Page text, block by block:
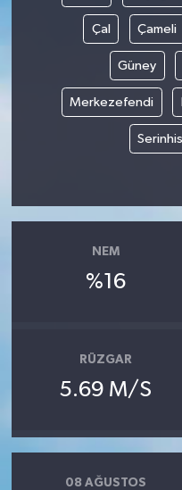
Çal Çameli
Güney
Merkezefendi
NEM
%16
RÜZGAR
5.69 M/S
08 AĞUSTOS